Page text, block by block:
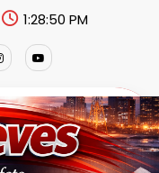
1:28:51 PM